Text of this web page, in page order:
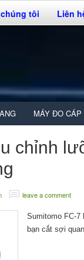
tôi Liên
MÁY ĐO CÁP
chỉnh
leave a comment
Sumitomo FC-7
bạn cắt sợi